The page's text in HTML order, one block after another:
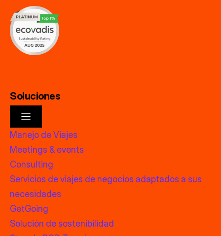
Soluciones
Manejo de Viajes
Meetings & events
Consulting
Servicios de viajes de negocios adaptados a sus
necesidades
GetGoing
Solución de sostenibilidad